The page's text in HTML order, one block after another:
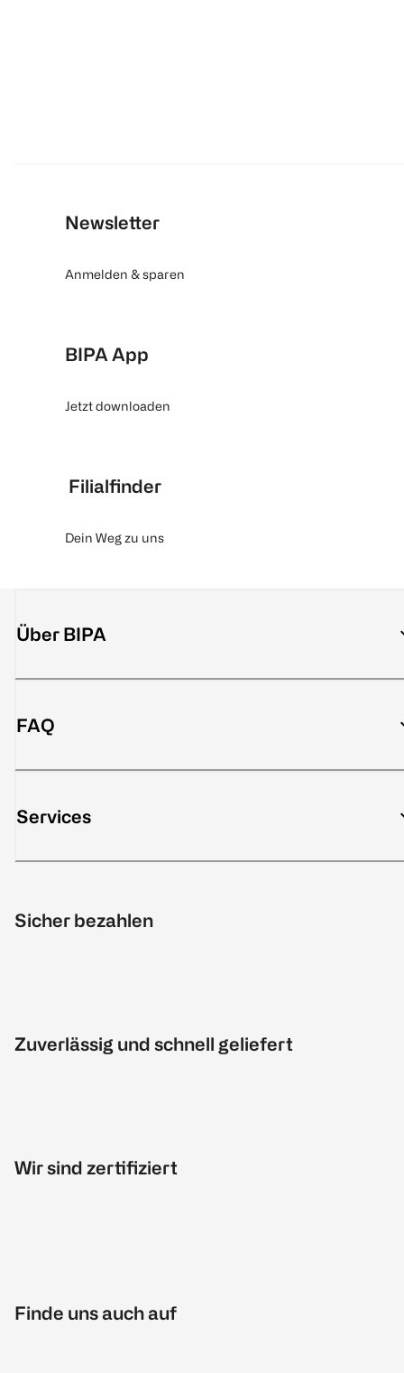
Newsletter
Anmelden & sparen
BIPA App
Jetzt downloaden
Filialfinder
Dein Weg zu uns
Über BIPA
FAQ
Services
Sicher bezahlen
Zuverlässig und schnell geliefert
Wir sind zertifiziert
Finde uns auch auf